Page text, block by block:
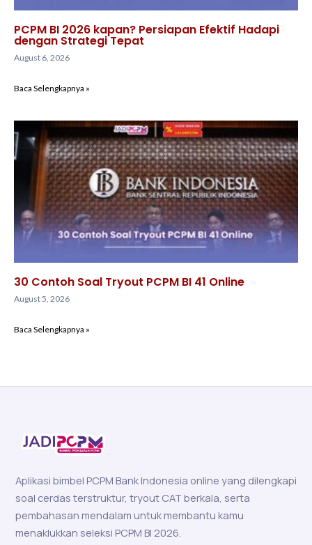
PCPM BI 2026 kapan? Persiapan Efektif Hadapi
dengan Strategi Tepat
August 6, 2026
Baca Selengkapnya »
30 Contoh Soal Tryout PCPM BI 41 Online
August 5, 2026
Baca Selengkapnya »
Aplikasi bimbel PCPM Bank Indonesia online yang dilengkapi
soal cerdas terstruktur, tryout CAT berkala, serta
pembahasan mendalam untuk membantu kamu
menaklukkan seleksi PCPM BI 2026.